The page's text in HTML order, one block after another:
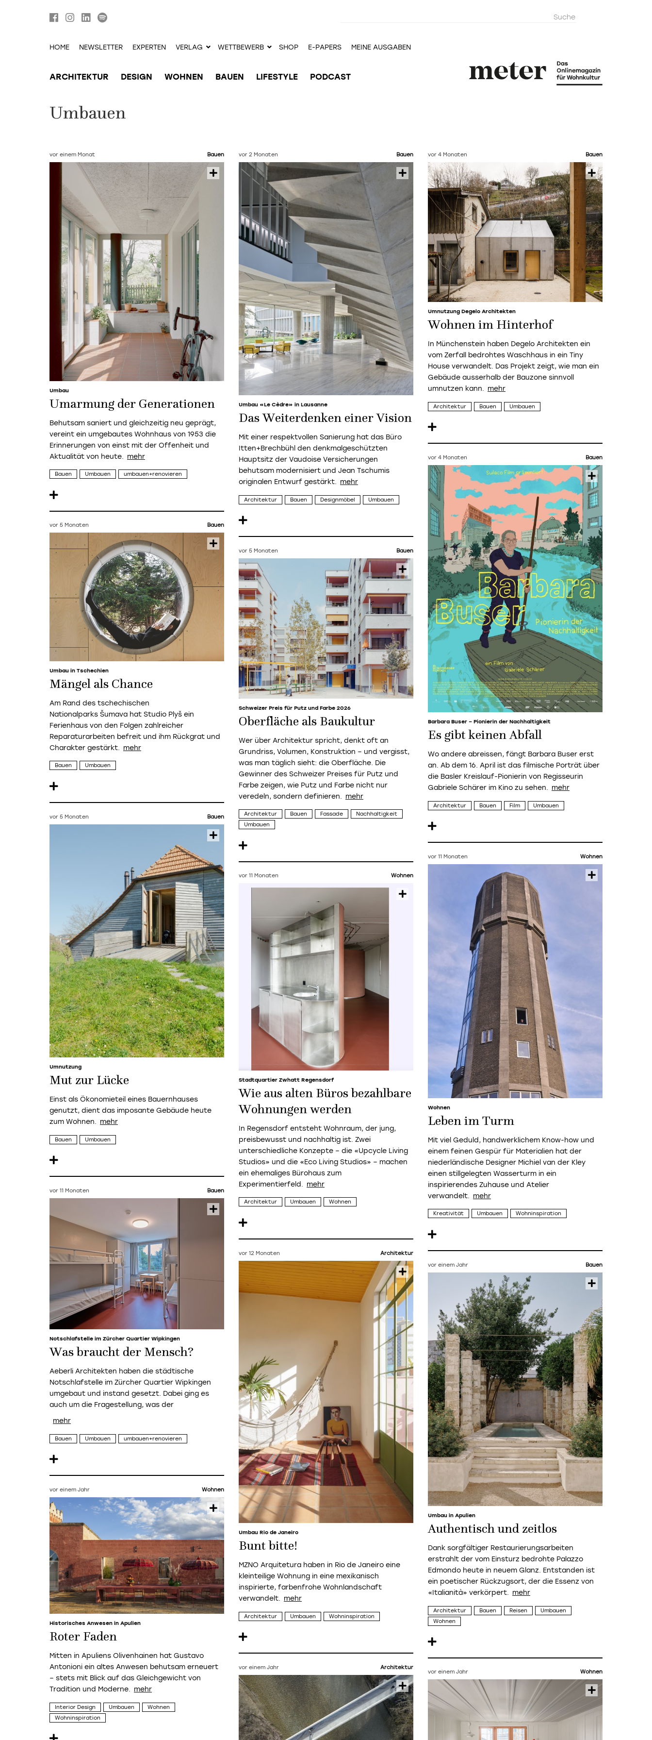
HOME NEWSLETTER EXPERTEN VERLAG WETTBEWERB SHOP E-PAPERS MEINE AUSGABEN
ARCHITEKTUR DESIGN WOHNEN BAUEN LIFESTYLE PODCAST
Umbauen
vor einem Monat Bauen
Umbau
Umarmung der Generationen
Behutsam saniert und gleichzeitig neu geprägt,
vereint ein umgebautes Wohnhaus von 1953 die
Erinnerungen von einst mit der Offenheit und
Aktualität von heute.
Bauen Umbauen umbauen+renovieren
vor 2 Monaten Bauen
Umbau «Le Cèdre» in Lausanne
Das Weiterdenken einer Vision
Mit einer respektvollen Sanierung hat das Büro
Itten+Brechbühl den denkmalgeschützten
Hauptsitz der Vaudoise Versicherungen
behutsam modernisiert und Jean Tschumis
originalen Entwurf gestärkt.
Architektur Bauen Designmöbel Umbauen
vor 4 Monaten Bauen
Umnutzung Degelo Architekten
Wohnen im Hinterhof
In Münchenstein haben Degelo Architekten ein
vom Zerfall bedrohtes Waschhaus in ein Tiny
House verwandelt. Das Projekt zeigt, wie man ein
Gebäude ausserhalb der Bauzone sinnvoll
umnutzen kann.
Architektur Bauen Umbauen
vor 4 Monaten Bauen
Barbara Buser – Pionierin der Nachhaltigkeit
Es gibt keinen Abfall
Wo andere abreissen, fängt Barbara Buser erst
an. Ab dem 16. April ist das filmische Porträt über
die Basler Kreislauf-Pionierin von Regisseurin
Gabriele Schärer im Kino zu sehen.
Architektur Bauen Film Umbauen
vor 5 Monaten Bauen
Umbau in Tschechien
Mängel als Chance
Am Rand des tschechischen
Nationalparks Šumava hat Studio Plyš ein
Ferienhaus von den Folgen zahlreicher
Reparaturarbeiten befreit und ihm Rückgrat und
Charakter gestärkt.
Bauen Umbauen
vor 5 Monaten Bauen
Schweizer Preis für Putz und Farbe 2026
Oberfläche als Baukultur
Wer über Architektur spricht, denkt oft an
Grundriss, Volumen, Konstruktion – und vergisst,
was man täglich sieht: die Oberfläche. Die
Gewinner des Schweizer Preises für Putz und
Farbe zeigen, wie Putz und Farbe nicht nur
veredeln, sondern definieren.
Architektur Bauen Fassade
Nachhaltigkeit
Umbauen
vor 5 Monaten Bauen
Umnutzung
Mut zur Lücke
Einst als Ökonomieteil eines Bauernhauses
genutzt, dient das imposante Gebäude heute
zum Wohnen.
Bauen Umbauen
vor 11 Monaten Wohnen
Wohnen
Leben im Turm
Mit viel Geduld, handwerklichem Know-how und
einem feinen Gespür für Materialien hat der
niederländische Designer Michiel van der Kley
einen stillgelegten Wasserturm in ein
inspirierendes Zuhause und Atelier
verwandelt.
Kreativität Umbauen Wohninspiration
vor 11 Monaten Wohnen
Stadtquartier Zwhatt Regensdorf
Wie aus alten Büros bezahlbare
Wohnungen werden
In Regensdorf entsteht Wohnraum, der jung,
preisbewusst und nachhaltig ist. Zwei
unterschiedliche Konzepte – die «Upcycle Living
Studios» und die «Eco Living Studios» – machen
ein ehemaliges Bürohaus zum
Experimentierfeld.
Architektur Umbauen Wohnen
vor 11 Monaten Bauen
Notschlafstelle im Zürcher Quartier Wipkingen
Was braucht der Mensch?
Aeberli Architekten haben die städtische
Notschlafstelle im Zürcher Quartier Wipkingen
umgebaut und instand gesetzt. Dabei ging es
auch um die Fragestellung, was der
Bauen Umbauen umbauen+renovieren
vor 12 Monaten Architektur
Umbau Rio de Janeiro
Bunt bitte!
MZNO Arquitetura haben in Rio de Janeiro eine
kleinteilige Wohnung in eine mexikanisch
inspirierte, farbenfrohe Wohnlandschaft
verwandelt.
Architektur Umbauen Wohninspiration
vor einem Jahr Bauen
Umbau in Apulien
Authentisch und zeitlos
Dank sorgfältiger Restaurierungsarbeiten
erstrahlt der vom Einsturz bedrohte Palazzo
Edmondo heute in neuem Glanz. Entstanden ist
ein poetischer Rückzugsort, der die Essenz von
«Italianità» verkörpert.
Architektur Bauen Reisen
Umbauen
Wohnen
vor einem Jahr Wohnen
Historisches Anwesen in Apulien
Roter Faden
Mitten in Apuliens Olivenhainen hat Gustavo
Antonioni ein altes Anwesen behutsam erneuert
– stets mit Blick auf das Gleichgewicht von
Tradition und Moderne.
Interior Design Umbauen
Wohnen
Wohninspiration
vor einem Jahr Architektur
vor einem Jahr Wohnen